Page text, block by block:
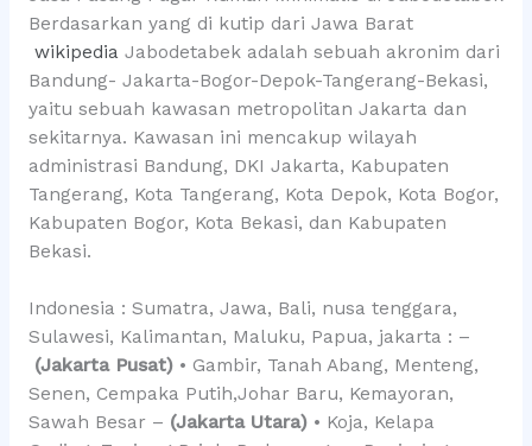
Berdasarkan yang di kutip dari Jawa Barat
wikipedia Jabodetabek adalah sebuah akronim dari
Bandung- Jakarta-Bogor-Depok-Tangerang-Bekasi,
yaitu sebuah kawasan metropolitan Jakarta dan
sekitarnya. Kawasan ini mencakup wilayah
administrasi Bandung, DKI Jakarta, Kabupaten
Tangerang, Kota Tangerang, Kota Depok, Kota Bogor,
Kabupaten Bogor, Kota Bekasi, dan Kabupaten
Bekasi.
Indonesia : Sumatra, Jawa, Bali, nusa tenggara,
Sulawesi, Kalimantan, Maluku, Papua, jakarta : –
(Jakarta Pusat)• Gambir, Tanah Abang, Menteng,
Senen, Cempaka Putih,Johar Baru, Kemayoran,
Sawah Besar – (Jakarta Utara)• Koja, Kelapa